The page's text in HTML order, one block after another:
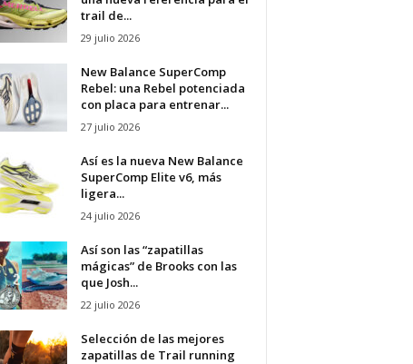
trail de...
29 julio 2026
New Balance SuperComp
Rebel: una Rebel potenciada
con placa para entrenar...
27 julio 2026
Así es la nueva New Balance
SuperComp Elite v6, más
ligera...
24 julio 2026
Así son las “zapatillas
mágicas” de Brooks con las
que Josh...
22 julio 2026
Selección de las mejores
zapatillas de Trail running